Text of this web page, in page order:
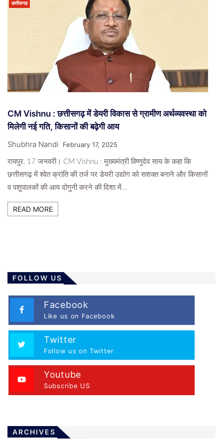
छत्तीसगढ
CM Vishnu : छत्तीसगढ़ में डेयरी विकास से ग्रामीण अर्थव्यवस्था को
मिलेगी नई गति, किसानों की बढ़ेगी आय
Shubhra Nandi February 17, 2025
रायपुर, 17 जनवरी। CM Vishnu : मुख्यमंत्री विष्णुदेव साय के कहा कि
छत्तीसगढ़ में श्वेत क्रांति की तर्ज पर डेयरी उद्योग को सशक्त बनाने और किसानों
व पशुपालकों की आय दोगुनी करने की दिशा में…
READ MORE
FOLLOW US
Facebook
Like us on Facebook
Twitter
Follow us on Twitter
Youtube
Subscribe US
ARCHIVES